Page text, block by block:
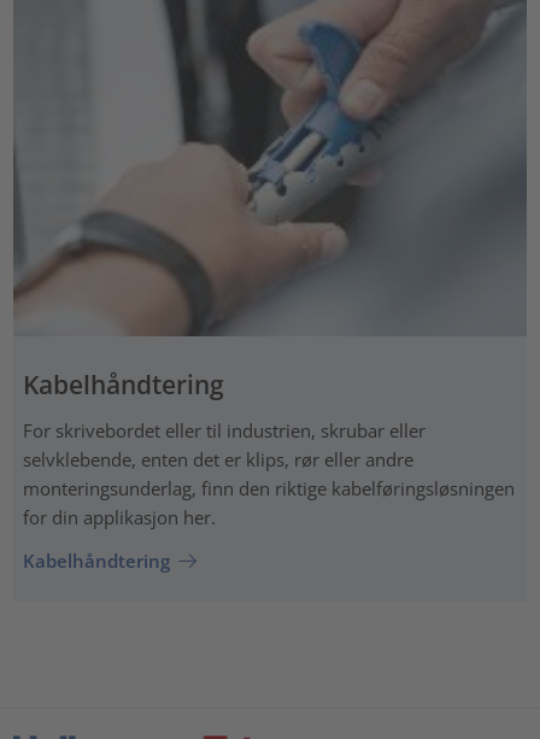
Kabelhåndtering
For skrivebordet eller til industrien, skrubar eller
selvklebende, enten det er klips, rør eller andre
monteringsunderlag, finn den riktige kabelføringsløsningen
for din applikasjon her.
Kabelhåndtering